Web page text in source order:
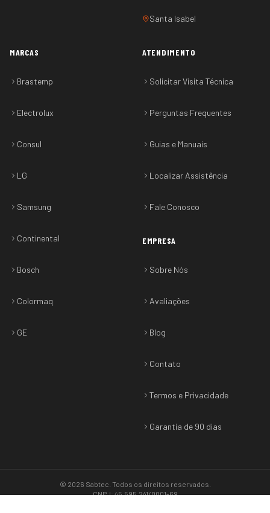
Santa Isabel
MARCAS
Brastemp
Electrolux
Consul
LG
Samsung
Continental
Bosch
Colormaq
GE
ATENDIMENTO
Solicitar Visita Técnica
Perguntas Frequentes
Guias e Manuais
Localizar Assistência
Fale Conosco
EMPRESA
Sobre Nós
Avaliações
Blog
Contato
Termos e Privacidade
Garantia de 90 dias
© 2026 Sabtec . Todos os direitos reservados.
CNPJ: 45.595.241/0001-69